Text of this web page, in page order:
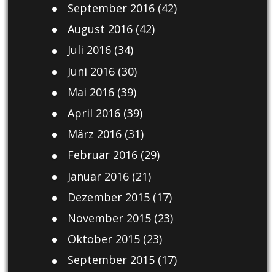
September 2016(42)
August 2016(42)
Juli 2016(34)
Juni 2016(30)
Mai 2016(39)
April 2016(39)
März 2016(31)
Februar 2016(29)
Januar 2016(21)
Dezember 2015(17)
November 2015(23)
Oktober 2015(23)
September 2015(17)